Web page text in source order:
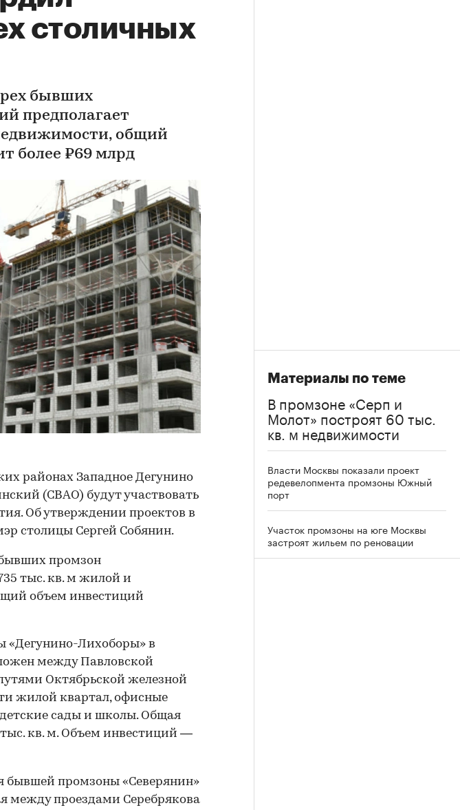
столичных
бывших
предполагает
общий
более ₽69 млрд
районах Западное Дегунино
(СВАО) будут участвовать
Об утверждении проектов в
столицы Сергей Собянин.
промзон
тыс. кв. м жилой и
объем инвестиций
«Дегунино-Лихоборы» в
между Павловской
Октябрьской железной
жилой квартал, офисные
сады и школы. Общая
кв. м. Объем инвестиций —
бывшей промзоны «Северянин»
между проездами Серебрякова
Материалы по теме
В промзоне «Серп и
Молот» построят 60 тыс.
кв. м недвижимости
Власти Москвы показали проект
редевелопмента промзоны Южный
порт
Участок промзоны на юге Москвы
застроят жильем по реновации